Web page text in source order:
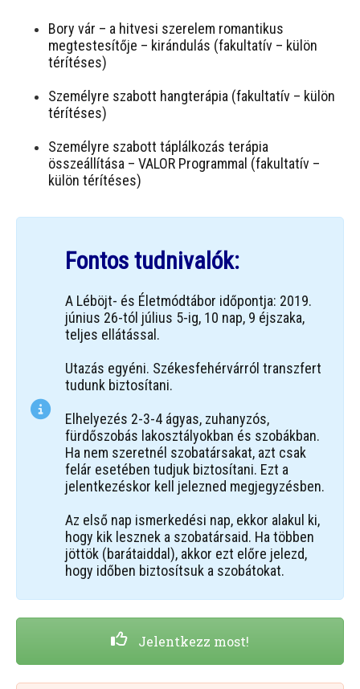
Bory vár – a hitvesi szerelem romantikus
megtestesítője – kirándulás (fakultatív – külön
térítéses)
Személyre szabott hangterápia (fakultatív – külön
térítéses)
Személyre szabott táplálkozás terápia
összeállítása – VALOR Programmal (fakultatív –
külön térítéses)
Fontos tudnivalók:
A Léböjt- és Életmódtábor időpontja: 2019.
június 26-tól július 5-ig, 10 nap, 9 éjszaka,
teljes ellátással.
Utazás egyéni. Székesfehérvárról transzfert
tudunk biztosítani.
Elhelyezés 2-3-4 ágyas, zuhanyzós,
fürdőszobás lakosztályokban és szobákban.
Ha nem szeretnél szobatársakat, azt csak
felár esetében tudjuk biztosítani. Ezt a
jelentkezéskor kell jelezned megjegyzésben.
Az első nap ismerkedési nap, ekkor alakul ki,
hogy kik lesznek a szobatársaid. Ha többen
jöttök (barátaiddal), akkor ezt előre jelezd,
hogy időben biztosítsuk a szobátokat.
Jelentkezz most!